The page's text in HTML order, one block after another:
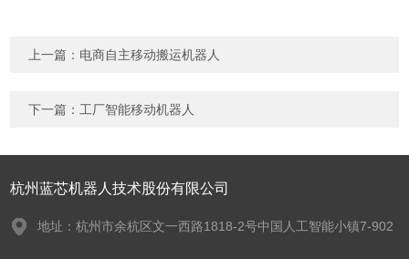
上一篇： 电商自主移动搬运机器人
下一篇： 工厂智能移动机器人
杭州蓝芯机器人技术股份有限公司
地址：杭州市余杭区文一西路1818-2号中国人工智能小镇7-902